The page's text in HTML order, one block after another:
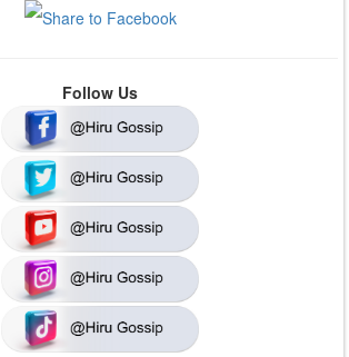
Follow Us